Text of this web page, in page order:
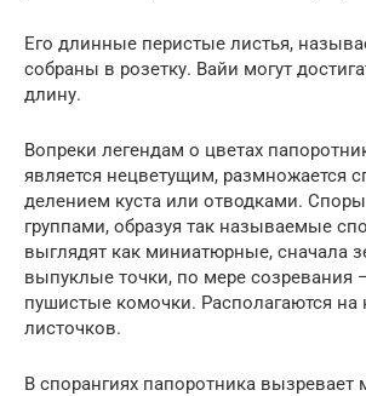
Его длинные перистые листья,
собраны в розетку. Вайи могут
длину.
Вопреки легендам о цветах
является нецветущим, размножается
делением куста или отводками.
группами, образуя так называемые
выглядят как миниатюрные, сначала
выпуклые точки, по мере созревания
пушистые комочки. Располагаются на
листочков.
В спорангиях папоротника вызревает